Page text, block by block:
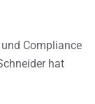
Compliance
hat